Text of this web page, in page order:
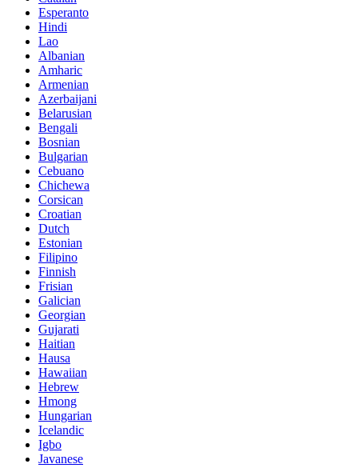
Esperanto
Hindi
Lao
Albanian
Amharic
Armenian
Azerbaijani
Belarusian
Bengali
Bosnian
Bulgarian
Cebuano
Chichewa
Corsican
Croatian
Dutch
Estonian
Filipino
Finnish
Frisian
Galician
Georgian
Gujarati
Haitian
Hausa
Hawaiian
Hebrew
Hmong
Hungarian
Icelandic
Igbo
Javanese